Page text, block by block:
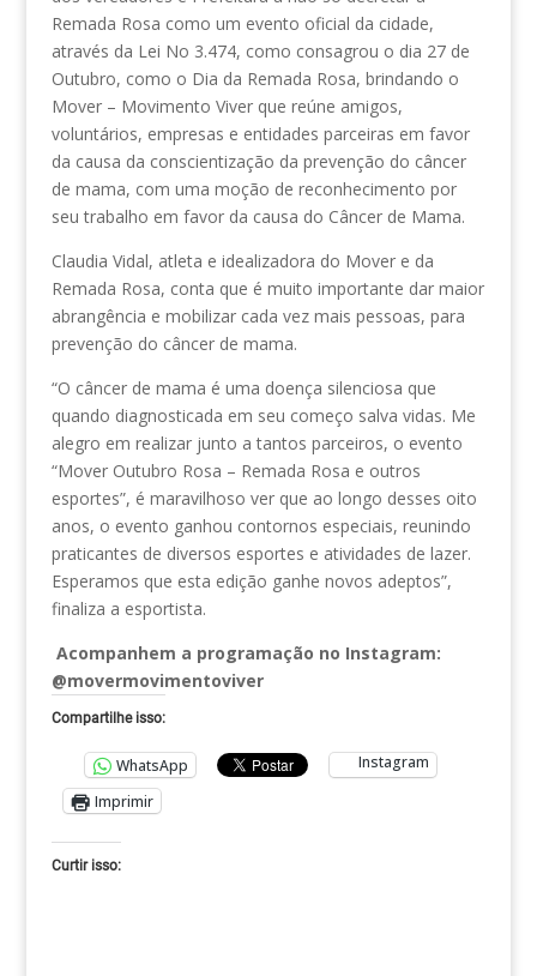
Remada Rosa como um evento oficial da cidade,
através da Lei No 3.474, como consagrou o dia 27 de
Outubro, como o Dia da Remada Rosa, brindando o
Mover – Movimento Viver que reúne amigos,
voluntários, empresas e entidades parceiras em favor
da causa da conscientização da prevenção do câncer
de mama, com uma moção de reconhecimento por
seu trabalho em favor da causa do Câncer de Mama.
Claudia Vidal, atleta e idealizadora do Mover e da
Remada Rosa, conta que é muito importante dar maior
abrangência e mobilizar cada vez mais pessoas, para
prevenção do câncer de mama.
“O câncer de mama é uma doença silenciosa que
quando diagnosticada em seu começo salva vidas. Me
alegro em realizar junto a tantos parceiros, o evento
“Mover Outubro Rosa – Remada Rosa e outros
esportes”, é maravilhoso ver que ao longo desses oito
anos, o evento ganhou contornos especiais, reunindo
praticantes de diversos esportes e atividades de lazer.
Esperamos que esta edição ganhe novos adeptos”,
finaliza a esportista.
Acompanhem a programação no Instagram:
@movermovimentoviver
Compartilhe isso:
WhatsApp
Instagram
Imprimir
Curtir isso: